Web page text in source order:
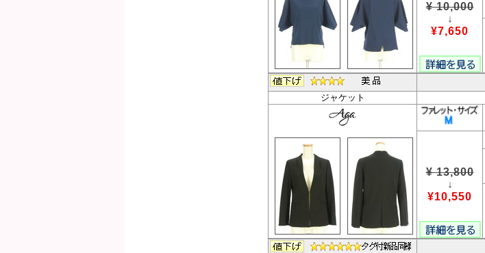
¥ 10,000
↓
¥7,650
ジャケット
¥ 13,800
↓
¥10,550